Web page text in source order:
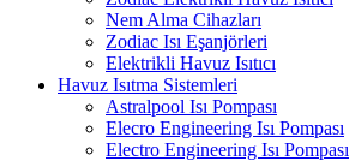
Nem Alma Cihazları
Zodiac Isı Eşanjörleri
Elektrikli Havuz Isıtıcı
Havuz Isıtma Sistemleri
Astralpool Isı Pompası
Elecro Engineering Isı Pompası
Electro Engineering Isı Pompası